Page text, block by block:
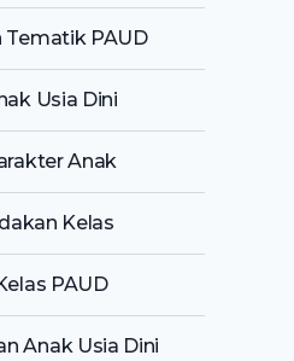
Tematik PAUD
Usia Dini
Anak
Kelas
PAUD
Anak Usia Dini